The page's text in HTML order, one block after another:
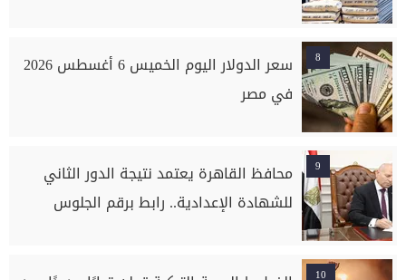
8
سعر الدولار اليوم الخميس 6 أغسطس 2026
في مصر
9
محافظ القاهرة يعتمد نتيجة الدور الثاني
للشهادة الإعدادية.. رابط برقم الجلوس
10